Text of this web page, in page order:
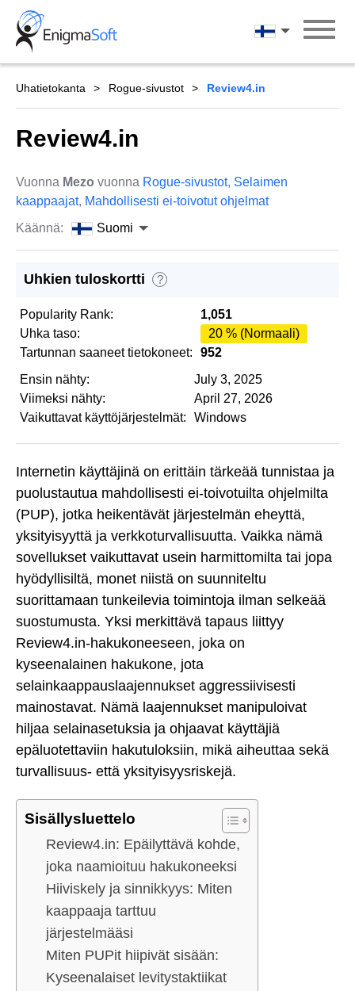
Skip
content
Suomi
Uhatietokanta Rogue-sivustot Review4.in
Review4.in
Vuonna Mezo vuonna Rogue-sivustot, Selaimen
kaappaajat, Mahdollisesti ei-toivotut ohjelmat
Käännä:
Suomi
Uhkien tuloskortti ?
Popularity Rank:
1,051
Uhka taso:
20 % (Normaali)
Tartunnan saaneet tietokoneet:
952
Ensin nähty:
July 3, 2025
Viimeksi nähty:
April 27, 2026
Vaikuttavat käyttöjärjestelmät:
Windows
Internetin käyttäjinä on erittäin tärkeää tunnistaa ja
puolustautua mahdollisesti ei-toivotuilta ohjelmilta
(PUP), jotka heikentävät järjestelmän eheyttä,
yksityisyyttä ja verkkoturvallisuutta. Vaikka nämä
sovellukset vaikuttavat usein harmittomilta tai jopa
hyödyllisiltä, monet niistä on suunniteltu
suorittamaan tunkeilevia toimintoja ilman selkeää
suostumusta. Yksi merkittävä tapaus liittyy
Review4.in-hakukoneeseen, joka on
kyseenalainen hakukone, jota
selainkaappauslaajennukset aggressiivisesti
mainostavat. Nämä laajennukset manipuloivat
hiljaa selainasetuksia ja ohjaavat käyttäjiä
epäluotettaviin hakutuloksiin, mikä aiheuttaa sekä
turvallisuus- että yksityisyysriskejä.
Sisällysluettelo
Review4.in: Epäilyttävä kohde,
joka naamioituu hakukoneeksi
Hiiviskely ja sinnikkyys: Miten
kaappaaja tarttuu
järjestelmääsi
Miten PUPit hiipivät sisään:
Kyseenalaiset levitystaktiikat